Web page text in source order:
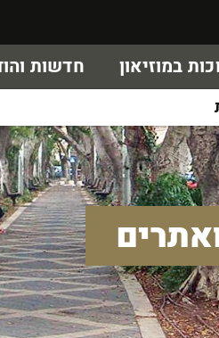
במוזיאון חדשות